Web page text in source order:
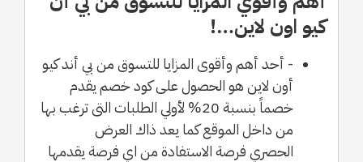
كيو اون لاين…!
- أحد أهم وأقوى المزايا للتسوق من بي أند كيو
أون لاين هو الحصول على كود خصم يقدم
خصماً بنسبة 20% لأولي الطلبات التى ترغب بها
من داخل الموقع كما يعد ذاك العرض
الحصري فرصة الاستفادة من اي فرصة يقدمها